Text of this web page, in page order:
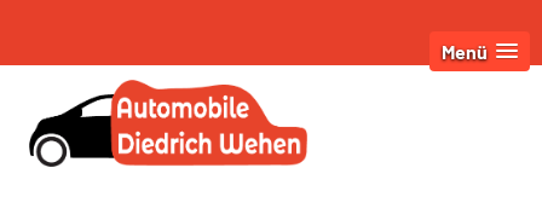
Menü